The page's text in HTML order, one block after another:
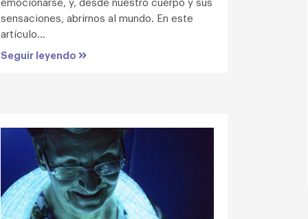
sensaciones, abrirnos al mundo. En este
artículo...
Seguir leyendo